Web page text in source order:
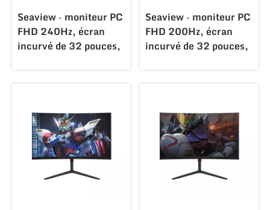
Seaview – moniteur PC
FHD 240Hz, écran
incurvé de 32 pouces,
Seaview – moniteur PC
FHD 200Hz, écran
incurvé de 32 pouces,